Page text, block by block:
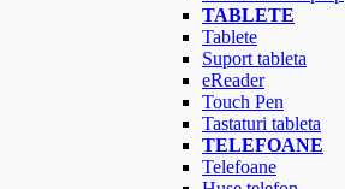
TABLETE
Tablete
Suport tableta
eReader
Touch Pen
Tastaturi tableta
TELEFOANE
Telefoane